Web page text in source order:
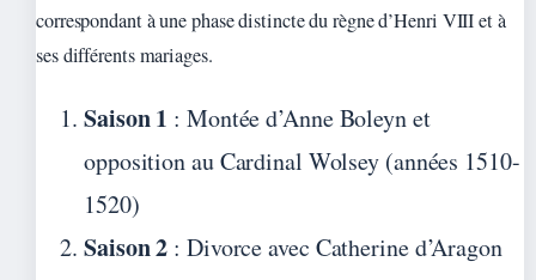
correspondant à une phase distincte du règne d’Henri VIII et à
ses différents mariages.
Saison 1 : Montée d’Anne Boleyn et
opposition au Cardinal Wolsey (années 1510-
1520)
Saison 2 : Divorce avec Catherine d’Aragon